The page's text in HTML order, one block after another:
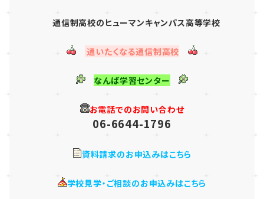
通信制高校のヒューマンキャンパス高等学校
通いたくなる通信制高校
なんば学習センター
お電話でのお問い合わせ
06-6644-1796
資料請求のお申込みはこちら
学校見学・ご相談のお申込みはこちら